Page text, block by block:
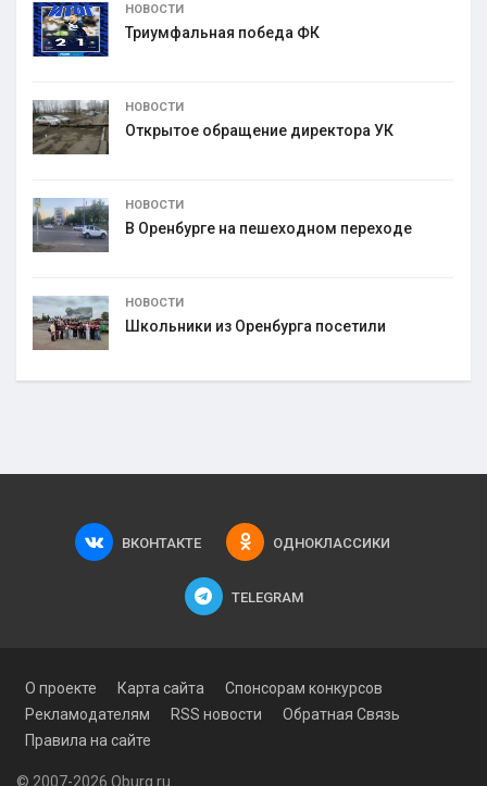
НОВОСТИ
Триумфальная победа ФК
НОВОСТИ
Открытое обращение директора УК
НОВОСТИ
В Оренбурге на пешеходном переходе
НОВОСТИ
Школьники из Оренбурга посетили
ВКОНТАКТЕ ОДНОКЛАССИКИ
TELEGRAM
О проекте Карта сайта
Спонсорам конкурсов
Рекламодателям
RSS новости
Обратная Связь
Правила на сайте
© 2007-2026 Oburg.ru.